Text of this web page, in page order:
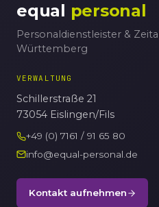
equal personal
Personaldienstleister &
Württemberg
VERWALTUNG
Schillerstraße 21
73054 Eislingen/Fils
+49 (0) 7161 / 91 65 80
info@equal-personal.de
Kontakt aufnehmen